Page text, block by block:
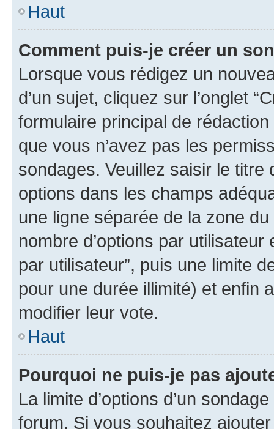
Haut
Comment puis-je créer un
Lorsque vous rédigez un
d’un sujet, cliquez sur l’onglet
formulaire principal de
que vous n’avez pas les
sondages. Veuillez saisir le
options dans les champs
une ligne séparée de la zone
nombre d’options par
par utilisateur”, puis une limite
pour une durée illimité) et enfin
modifier leur vote.
Haut
Pourquoi ne puis-je pas
La limite d’options d’un
forum. Si vous souhaitez